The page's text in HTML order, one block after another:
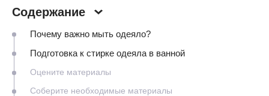
Содержание
Почему важно мыть одеяло?
Подготовка к стирке одеяла в ванной
Оцените материалы
Соберите необходимые материалы